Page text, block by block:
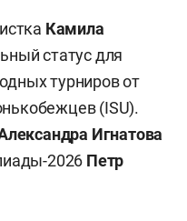
Камила
статус для
турниров от
(ISU).
Игнатова
2026 Петр